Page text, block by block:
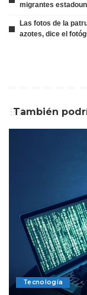
migrantes
Las fotos de la
azotes, dice el
También
Tecnología